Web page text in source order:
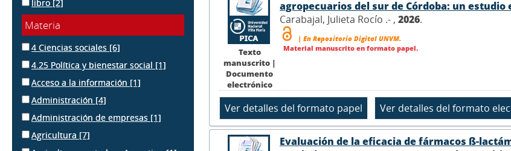
libro [2]
Materia
4 Ciencias sociales [6]
4.25 Política y bienestar social [1]
Acceso a la información [1]
Administración [4]
Administración de empresas [1]
Agricultura [7]
Texto
manuscrito |
Documento
electrónico
agropecuarios del sur de Córdoba: un
Carabajal, Julieta Rocío .- , 2026.
| En Repositorio Digital UNVM.
Material manuscrito en formato papel.
Evaluación de la eficacia de fármacos ß-